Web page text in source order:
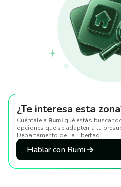
¿Te interesa esta
Cuéntale a Rumi qué estás
opciones que se adapten a tu
Departamento de La Libertad.
Hablar con Rumi